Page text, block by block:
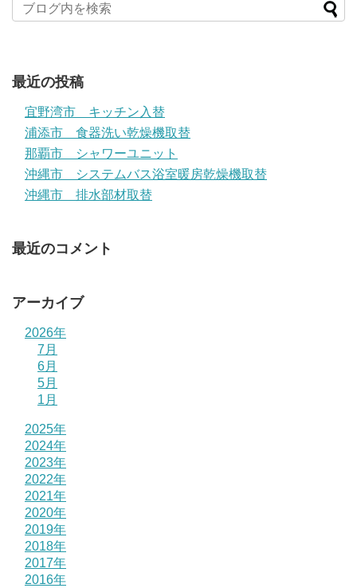
最近の投稿
宜野湾市 キッチン入替
浦添市 食器洗い乾燥機取替
那覇市 シャワーユニット
沖縄市 システムバス浴室暖房乾燥機取替
沖縄市 排水部材取替
最近のコメント
アーカイブ
2026年
7月
6月
5月
1月
2025年
2024年
2023年
2022年
2021年
2020年
2019年
2018年
2017年
2016年